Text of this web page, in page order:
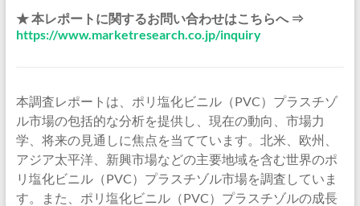
★ 本レポートに関するお問い合わせはこちらへ ⇒
https://www.marketresearch.co.jp/inquiry
本調査レポートは、ポリ塩化ビニル（PVC）プラスチゾ
ル市場の包括的な分析を提供し、現在の動向、市場力
学、将来の見通しに焦点を当てています。北米、欧州、
アジア太平洋、新興市場などの主要地域を含む世界のポ
リ塩化ビニル（PVC）プラスチゾル市場を調査していま
す。また、ポリ塩化ビニル（PVC）プラスチゾルの成長